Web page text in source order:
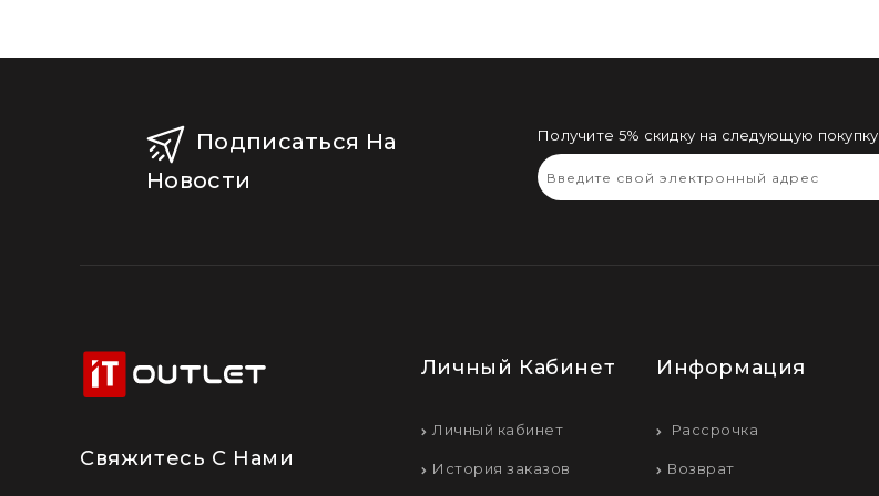
Подписаться На
Новости
Получите 5% скидку на следующую покупку.
Свяжитесь С Нами
Личный Кабинет
Личный кабинет
История заказов
Информация
Рассрочка
Возврат